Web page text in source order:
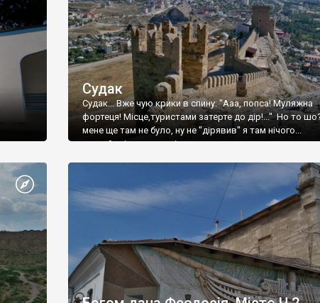
Судак
Судак... Вже чую крики в спину: "Ааа, попса! Муляжна
фортеця! Місце,туристами затерте до дір!..." Но то
мене ще там не було, ну не "дірявив" я там нічого...
принаймні до цього літа.